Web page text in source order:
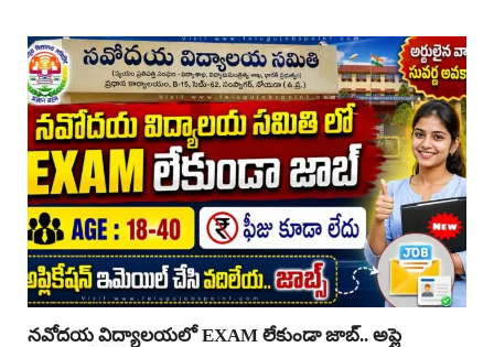
నవోదయ విద్యాలయలో EXAM లేకుండా జాబ్.. అప్లై